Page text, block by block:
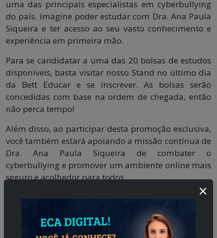
uma das principais especialistas em cyberbullying
do país. Imagine poder estudar com Dra. Ana Paula
Siqueira e ter acesso ao seu vasto conhecimento e
experiência em primeira mão.
Para se candidatar a uma das 20 bolsas de estudos
disponíveis, basta visitar nosso Stand no último dia
da Bett Educar e se inscrever. As bolsas serão
concedidas com base na ordem de chegada, então
não perca tempo!
Além disso, ao participar desta promoção exclusiva,
você também estará apoiando a missão contínua de
Dra. Ana Paula Siqueira de combater o
cyberbullying e promover um ambiente online mais
seguro e acolhedor para todos.
Não deixe de seguir e marcar @anapaulasosbullying
nas redes sociais para ficar por dentro de todas as
informações sobre as bolsas de estudos e outras
iniciativas da Dra. Ana Paula Siqueira.
×